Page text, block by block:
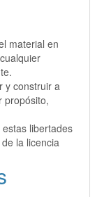
material en
y construir a
propósito,
libertades
la licencia